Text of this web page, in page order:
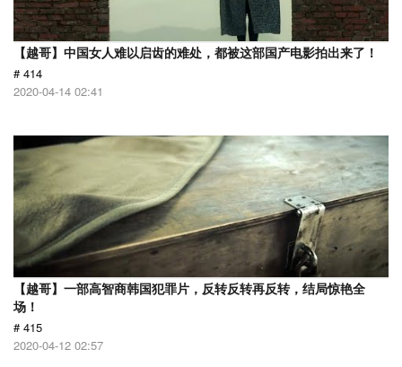
【越哥】中国女人难以启齿的难处，都被这部国产电影拍出来了！
# 414
2020-04-14 02:41
【越哥】一部高智商韩国犯罪片，反转反转再反转，结局惊艳全
场！
# 415
2020-04-12 02:57